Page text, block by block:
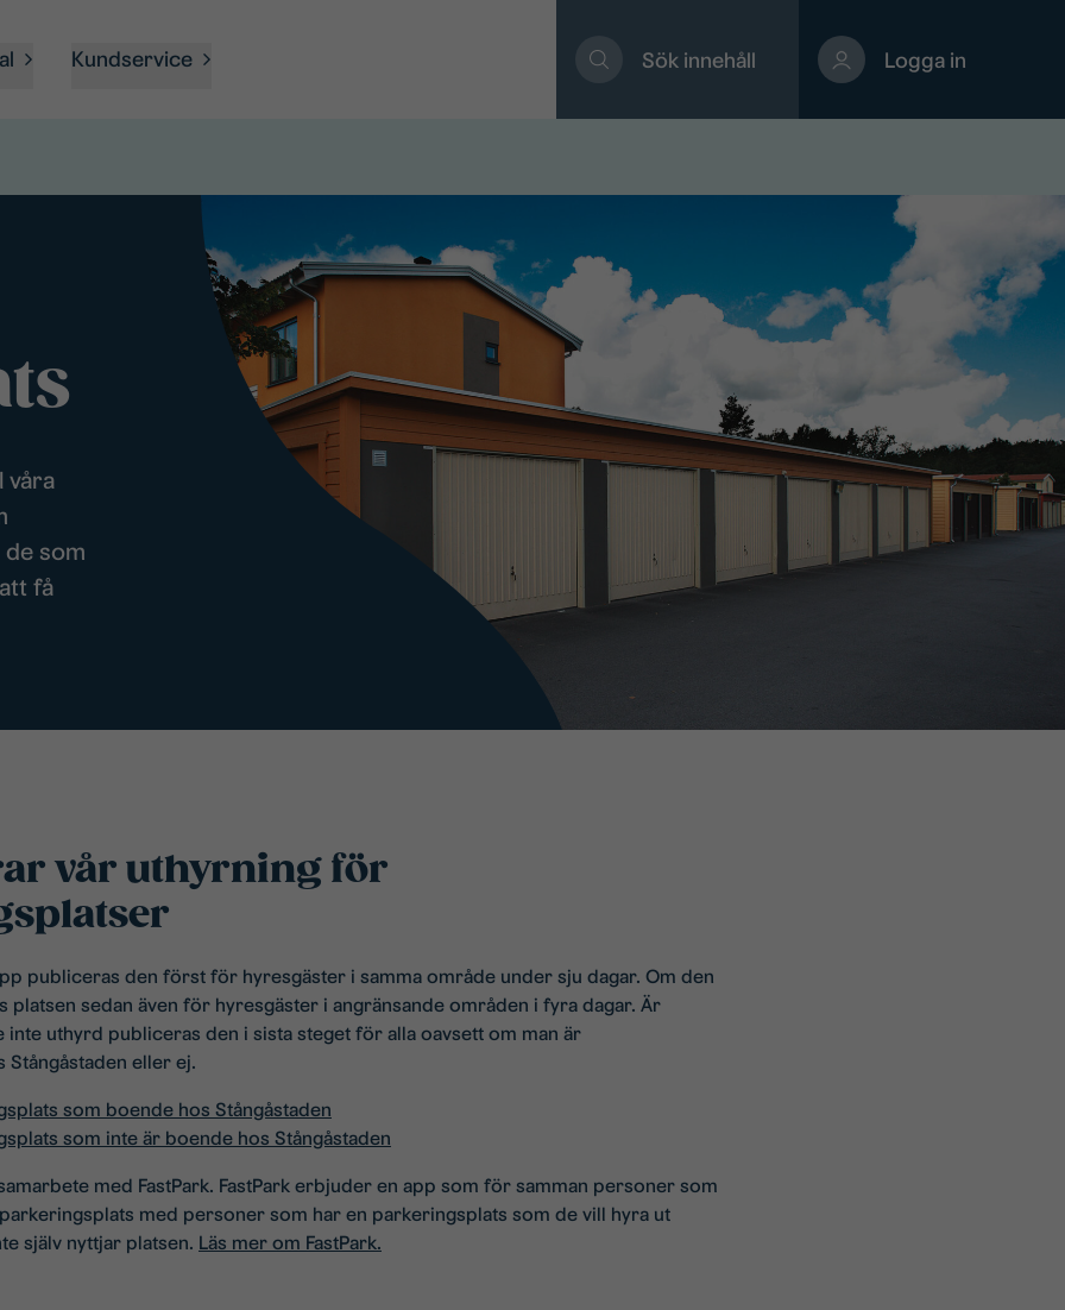
Kundservice Sök innehåll Logga in
våra
som
få
vår uthyrning för
publiceras den först för hyresgäster i samma område under sju dagar. Om den
platsen sedan även för hyresgäster i angränsande områden i fyra dagar. Är
uthyrd publiceras den i sista steget för alla oavsett om man är
Stångåstaden eller ej.
som boende hos Stångåstaden
som inte är boende hos Stångåstaden
med FastPark. FastPark erbjuder en app som för samman personer som
med personer som har en parkeringsplats som de vill hyra ut
själv nyttjar platsen. Läs mer om FastPark.